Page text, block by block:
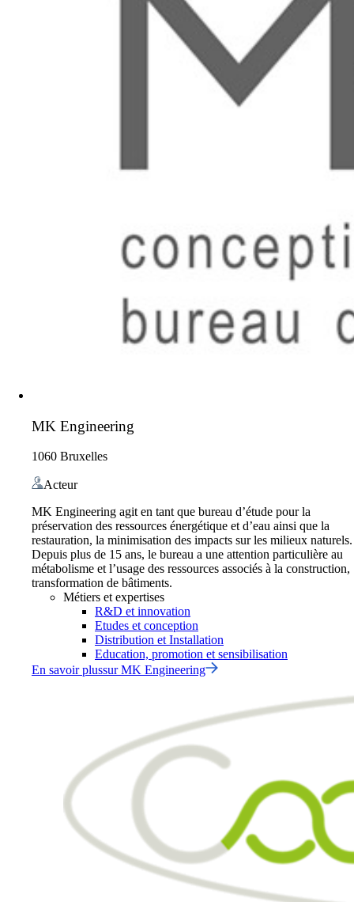
MK Engineering
1060 Bruxelles
Acteur
MK Engineering agit en tant que bureau d’étude pour la
préservation des ressources énergétique et d’eau ainsi que la
restauration, la minimisation des impacts sur les milieux naturels.
Depuis plus de 15 ans, le bureau a une attention particulière au
métabolisme et l’usage des ressources associés à la construction,
transformation de bâtiments.
Métiers et expertises
R&D et innovation
Etudes et conception
Distribution et Installation
Education, promotion et sensibilisation
En savoir plussurMK Engineering